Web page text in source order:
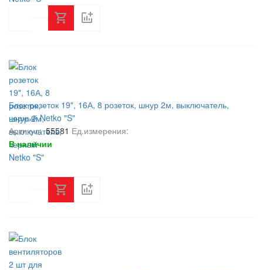
Блок розеток 19", 16А, 8 розеток, шнур 2м, выключатель,
черный Netko "S"
Артикул: 55581 Ед.измерения:
В наличии